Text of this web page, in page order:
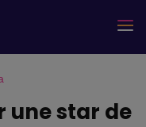
une star de